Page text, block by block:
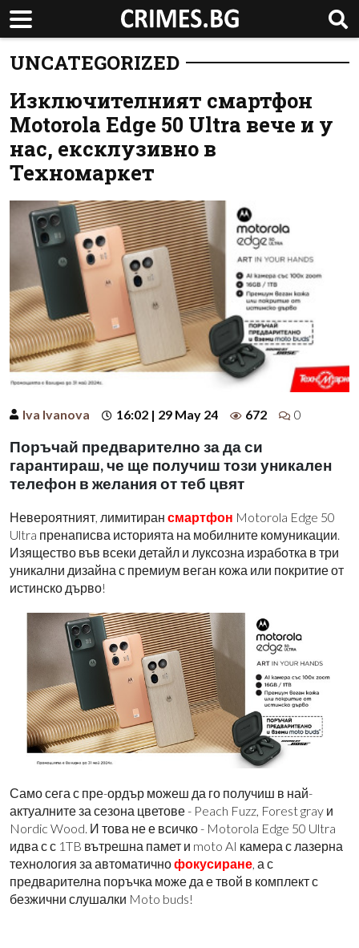
UNCATEGORIZED
Изключителният смартфон
Motorola Edge 50 Ultra вече и у
нас, ексклузивно в
Техномаркет
Iva Ivanova 16:02 | 29 May 24 672 0
Поръчай предварително за да си
гарантираш, че ще получиш този уникален
телефон в желания от теб цвят
Невероятният, лимитиран смартфон Motorola Edge 50
Ultra пренаписва историята на мобилните комуникации.
Изящество във всеки детайл и луксозна изработка в три
уникални дизайна с премиум веган кожа или покритие от
истинско дърво!
Само сега с пре-ордър можеш да го получиш в най-
актуалните за сезона цветове - Peach Fuzz, Forest gray и
Nordic Wood. И това не е всичко - Motorola Edge 50 Ultra
идва с с 1TB вътрешна памет и moto AI камера с лазерна
технология за автоматичнофокусиране, а с
предварителна поръчка може да е твой в комплект с
безжични слушалки Moto buds!